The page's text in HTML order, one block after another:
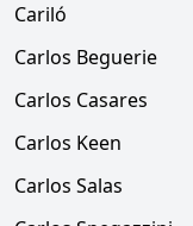
Cariló
Carlos Beguerie
Carlos Casares
Carlos Keen
Carlos Salas